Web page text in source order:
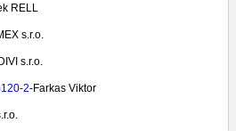
RELL
s.r.o.
s.r.o.
2-Farkas Viktor